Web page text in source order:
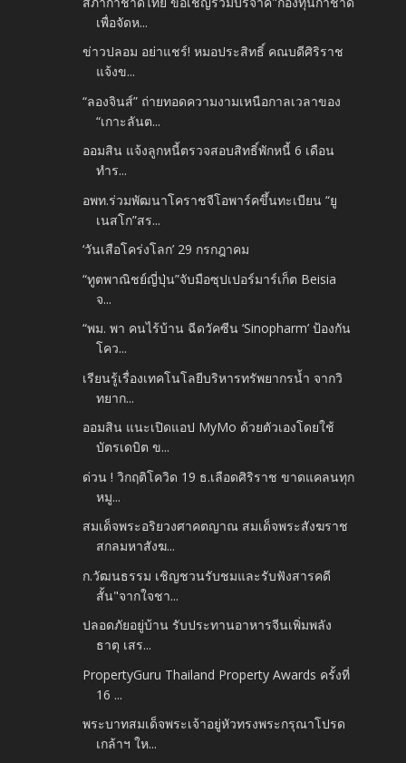
เพื่อจัดห...
ข่าวปลอม อย่าแชร์! หมอประสิทธิ์ คณบดีศิริราช
แจ้งข...
“ลองจินส์” ถ่ายทอดความงามเหนือกาลเวลาของ
“เกาะลันต...
ออมสิน แจ้งลูกหนี้ตรวจสอบสิทธิ์พักหนี้ 6 เดือน
ทำร...
อพท.ร่วมพัฒนาโคราชจีโอพาร์คขึ้นทะเบียน “ยู
เนสโก”สร...
‘วันเสือโคร่งโลก’ 29 กรกฎาคม
“ทูตพาณิชย์ญี่ปุ่น”จับมือซุปเปอร์มาร์เก็ต Beisia
จ...
“พม. พา คนไร้บ้าน ฉีดวัคซีน ‘Sinopharm’ ป้องกัน
โคว...
เรียนรู้เรื่องเทคโนโลยีบริหารทรัพยากรน้ำ จากวิ
ทยาก...
ออมสิน แนะเปิดแอป MyMo ด้วยตัวเองโดยใช้
บัตรเดบิต ข...
ด่วน ! วิกฤติโควิด 19 ธ.เลือดศิริราช ขาดแคลนทุก
หมู...
สมเด็จพระอริยวงศาคตญาณ สมเด็จพระสังฆราช
สกลมหาสังฆ...
ก.วัฒนธรรม เชิญชวนรับชมและรับฟังสารคดี
สั้น"จากใจชา...
ปลอดภัยอยู่บ้าน รับประทานอาหารจีนเพิ่มพลัง
ธาตุ เสร...
PropertyGuru Thailand Property Awards ครั้งที่
16 ...
พระบาทสมเด็จพระเจ้าอยู่หัวทรงพระกรุณาโปรด
เกล้าฯ ให...